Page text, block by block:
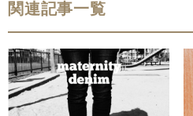
関連記事一覧